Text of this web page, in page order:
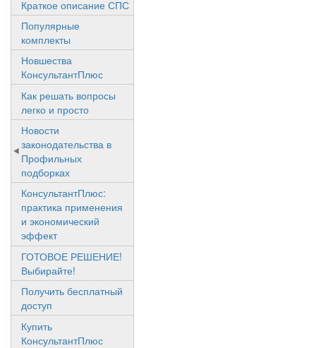
Краткое описание СПС
Популярные
комплекты
Новшества
КонсультантПлюс
Как решать вопросы
легко и просто
Новости
законодательства в
Профильных
подборках
КонсультантПлюс:
практика применения
и экономический
эффект
ГОТОВОЕ РЕШЕНИЕ!
Выбирайте!
Получить бесплатный
доступ
Купить
КонсультантПлюс